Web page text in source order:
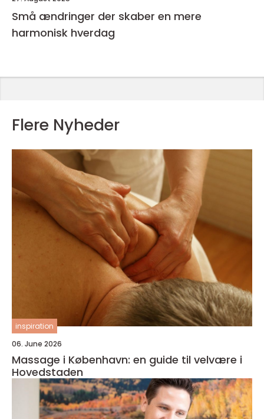
Små ændringer der skaber en mere
harmonisk hverdag
Flere Nyheder
inspiration
06. June 2026
Massage i København: en guide til velvære i
Hovedstaden